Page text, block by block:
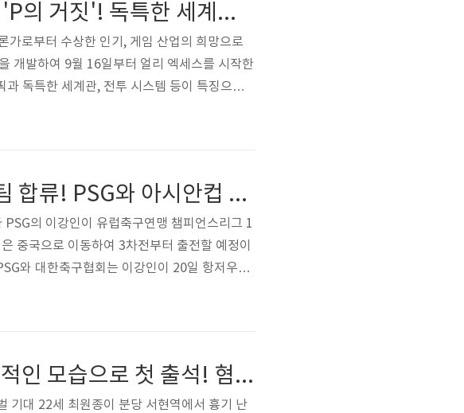
"다양한 플랫폼에서 즐길 수 있는 액션 RPG 'P의 거짓'! 독특한 세계관과 사실적인 그래픽으로 화제!" "Action RPG 'P's False' that can be enjoyed on various platforms! It's a hot topic with its unique worldview and realisti..
로부터 수상한 인기, 게임 산업의 희망으로
개발하여 9월 16일부터 얼리 엑세스를 시작한
독특한 세계관, 전투 시스템 등이 특징으로
'P의 거짓 디지털 디럭스 에디션'을 구매해야
"이강인, PSG에서 항저우 아시안게임 대표팀 합류! PSG와 아시안컵 참가 협상 중" "Lee Kang-in joins the Hangzhou Asian Games team at PSG! Negotiating with PSG to participate in the Asian Cup"
의 이강인이 유럽축구연맹 챔피언스리그 1
중국으로 이동하여 3차전부터 출전할 예정이
와 대한축구협회는 이강인이 20일 항저우로
답변을 통해 이루어졌고, 쿠웨이트전은 불참
"분당 흉기사건 주범, 14명 사망시키고 충격적인 모습으로 첫 출석! 혐의 밝혀질까?" "The main culprit of the Bundang knife incident, 14 people were killed and attended for the first time in a shocking manner! Will the charges ..
기대 22세 최원종이 분당 서현역에서 흉기 난